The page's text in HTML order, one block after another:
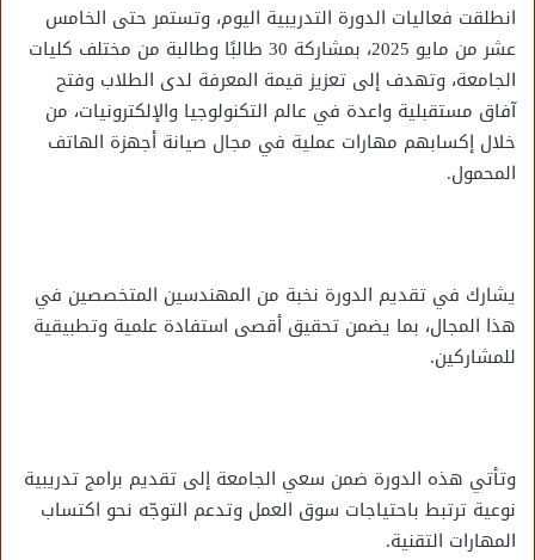
انطلقت فعاليات الدورة التدريبية اليوم، وتستمر حتى الخامس
عشر من مايو 2025، بمشاركة 30 طالبًا وطالبة من مختلف كليات
الجامعة، وتهدف إلى تعزيز قيمة المعرفة لدى الطلاب وفتح
آفاق مستقبلية واعدة في عالم التكنولوجيا والإلكترونيات، من
خلال إكسابهم مهارات عملية في مجال صيانة أجهزة الهاتف
المحمول.
يشارك في تقديم الدورة نخبة من المهندسين المتخصصين في
هذا المجال، بما يضمن تحقيق أقصى استفادة علمية وتطبيقية
للمشاركين.
وتأتي هذه الدورة ضمن سعي الجامعة إلى تقديم برامج تدريبية
نوعية ترتبط باحتياجات سوق العمل وتدعم التوجّه نحو اكتساب
المهارات التقنية.